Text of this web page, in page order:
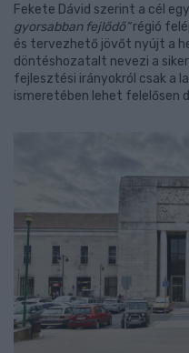
Fekete Dávid szerint a cél egy
gyorsabban fejlődő”régió
és tervezhető jövőt nyújt a
döntéshozatalt nevezi a
fejlesztési irányokról csak a
ismeretében lehet felelősen